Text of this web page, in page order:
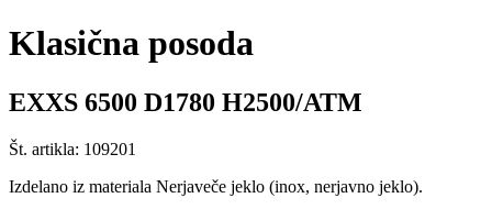
Klasična posoda
EXXS 6500 D1780 H2500/ATM
Št. artikla: 109201
Izdelano iz materiala Nerjaveče jeklo (inox, nerjavno jeklo).